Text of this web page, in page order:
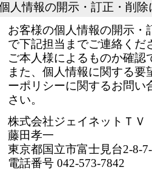
人情報の開示・訂正・削
お客様の個人情報の開示・
で下記担当までご連絡くだ
ご本人様によるものか確
また、個人情報に関する
ーポリシーに関するお問い
さい。
株式会社ジェイネットＴＶ
藤田孝一
東京都国立市富士見台2-8-
電話番号 042-573-7842